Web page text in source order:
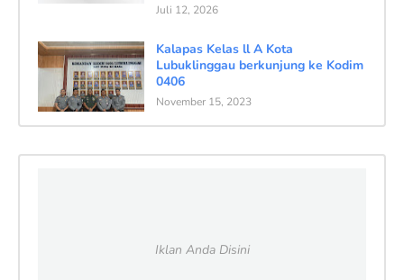
Juli 12, 2026
Kalapas Kelas ll A Kota
Lubuklinggau berkunjung ke Kodim
0406
November 15, 2023
Iklan Anda Disini